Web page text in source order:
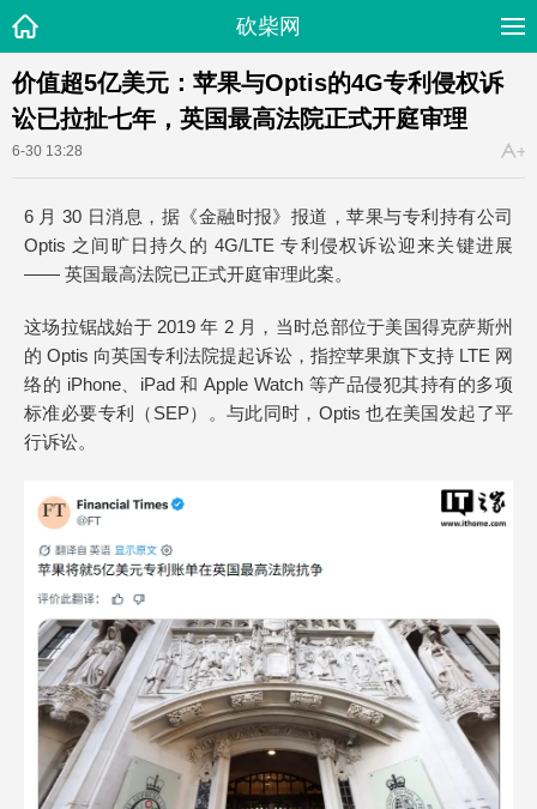
砍柴网
价值超5亿美元：苹果与Optis的4G专利侵权诉
讼已拉扯七年，英国最高法院正式开庭审理
6-30 13:28
6 月 30 日消息，据《金融时报》报道，苹果与专利持有公司
Optis 之间旷日持久的 4G/LTE 专利侵权诉讼迎来关键进展
—— 英国最高法院已正式开庭审理此案。
这场拉锯战始于 2019 年 2 月，当时总部位于美国得克萨斯州
的 Optis 向英国专利法院提起诉讼，指控苹果旗下支持 LTE 网
络的 iPhone、iPad 和 Apple Watch 等产品侵犯其持有的多项
标准必要专利（SEP）。与此同时，Optis 也在美国发起了平
行诉讼。